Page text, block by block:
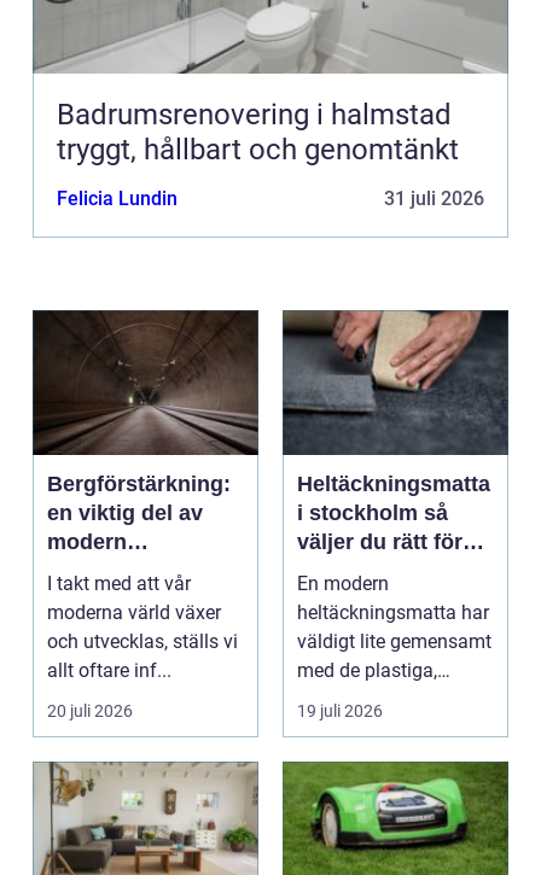
Badrumsrenovering i halmstad
tryggt, hållbart och genomtänkt
Felicia Lundin 31 juli 2026
Bergförstärkning:
en viktig del av
modern
infrastruktur
I takt med att vår
moderna värld växer
och utvecklas, ställs vi
allt oftare inf...
20 juli 2026
Heltäckningsmatta
i stockholm så
väljer du rätt för
hem och kontor
En modern
heltäckningsmatta har
väldigt lite gemensamt
med de plastiga,
svårstädade
varianterna mång...
19 juli 2026